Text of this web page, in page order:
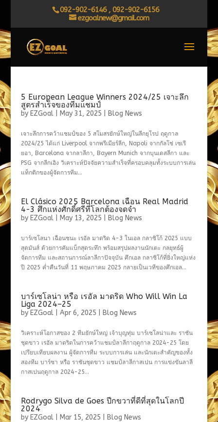
092-902-6146 , 092-902-6156
ezgoalnew@gmail.com
5 European League Winners 2024/25 เจาะลึก
สูตรสำเร็จของทีมแชมป์
by EZGoal| May 31, 2025 Blog News
เจาะลึกการคว้าแชมป์ของ 5 สโมสรยักษ์ใหญ่ในลีกยุโรป ฤดูกาล
2024/25 ได้แก่ Liverpool จากพรีเมียร์ลีก, Napoli จากกัลโช่ เซเรี
ยอา, Barcelona จากลาลีกา, Bayern Munich จากบุนเดสลีกา และ
PSG จากลีกเอิง วิเคราะห์ปัจจัยความสำเร็จที่ครอบคลุมทั้งระบบการเล่น
แท็กติกของผู้จัดการทีม...
El Clásico 2025 Barcelona เฉือน Real Madrid
4-3 ศึกแห่งศักดิ์ศรีที่โลกต้องจดจำ
by EZGoal| May 13, 2025 Blog News
บาร์เซโลนา เฉือนชนะ เรอัล มาดริด 4-3 ในเอล กลาซิโก้ 2025 แบบ
สุดมันส์ ด้วยการคัมแบ็กสุดระทึก พร้อมสรุปผลงานนักเตะ กลยุทธ์ผู้
จัดการทีม และสถานการณ์ลาลีกาปัจจุบัน ศึกเอล กลาซิโก้ที่ยิ่งใหญ่แห่ง
ปี 2025 ค่ำคืนวันที่ 11 พฤษภาคม 2025 กลายเป็นเวทีของศึกเอล...
บาร์เซโลน่า หรือ เรอัล มาดริด Who Will Win La
Liga 2024–25
by EZGoal| Apr 6, 2025 Blog News
วิเคราะห์โอกาสของ 2 ทีมยักษ์ใหญ่ เจ้าบุญทุ่ม บาร์เซโลน่าและ ราชัน
ชุดขาว เรอัล มาดริดในการคว้าแชมป์ลาลีกาฤดูกาล 2024-25 โดย
เปรียบเทียบผลงาน ผู้จัดการทีม ระบบการเล่น และนักเตะสำคัญของทั้ง
สองทีม บาร์ซา หรือ ราชันชุดขาว แชมป์ลาลีกาสเปน การแข่งขันลาลี
กาสเปนฤดูกาล 2024-25...
Rodrygo Silva de Goes ปีกขวาที่ดีที่สุดในโลกปี
2024​
by EZGoal| Mar 15, 2025 Blog News